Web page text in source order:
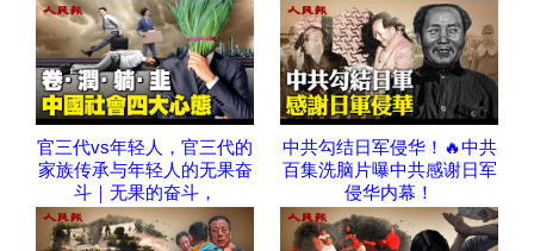
官三代vs年轻人，官三代的
家族传承与年轻人的无果奋
斗｜无果的奋斗，
中共勾结日军侵华！🔥中共
百集洗脑片曝中共感谢日军
侵华内幕！